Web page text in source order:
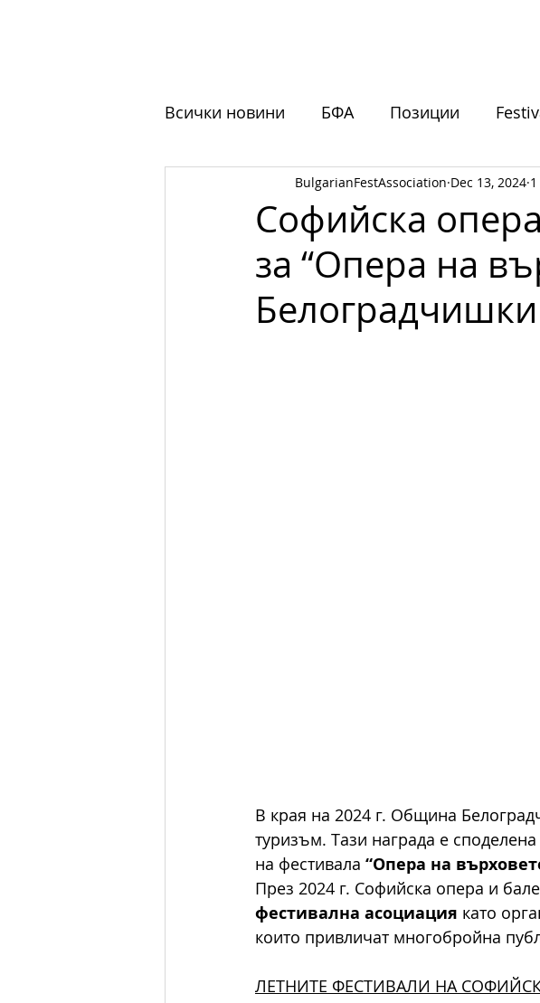
Всички новини БФА Позиции
Отворени покани
Софийска
за “Опера на
Белоградчишки
BulgarianFestAssociation Dec 13, 2024
В края на 2024 г. Община
туризъм. Тази награда е
на фестивала “Опера на
През 2024 г. Софийска опера и
фестивална асоциация като
които привличат многобройна
ЛЕТНИТЕ ФЕСТИВАЛИ НА